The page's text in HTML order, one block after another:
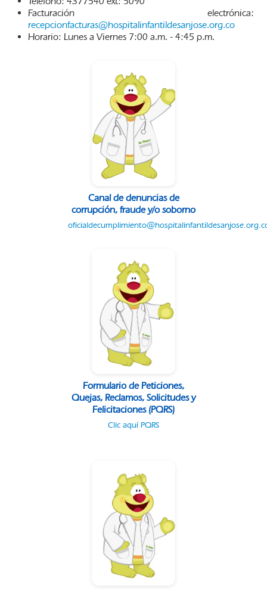
Facturación electrónica:
recepcionfacturas@hospitalinfantildesanjose.org.co
Horario: Lunes a Viernes 7:00 a.m. - 4:45 p.m.
Canal de denuncias de
corrupción, fraude y/o soborno
Formulario de Peticiones,
Quejas, Reclamos, Solicitudes y
Felicitaciones (PQRS)
Clic aquí PQRS